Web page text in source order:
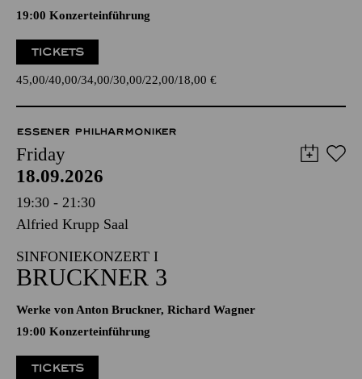
19:00 Konzerteinführung
TICKETS
45,00 40,00 34,00 30,00 22,00 18,00 €
ESSENER PHILHARMONIKER
Friday
18.09.2026
19:30 - 21:30
Alfried Krupp Saal
SINFONIEKONZERT I
BRUCKNER 3
Werke von Anton Bruckner, Richard Wagner
19:00 Konzerteinführung
TICKETS